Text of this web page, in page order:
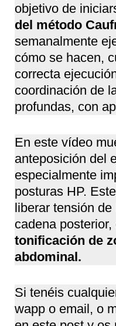
objetivo de
del método
semanalmente
cómo se hacen,
correcta
coordinación de
profundas, con
En este vídeo
anteposición del
especialmente
posturas HP.
liberar tensión
cadena
tonificación de
abdominal.
Si tenéis
wapp o email, o